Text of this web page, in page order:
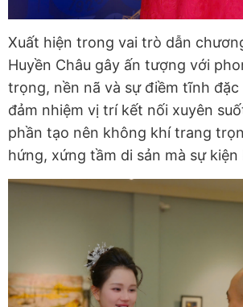
Xuất hiện trong vai trò dẫn
Huyền Châu gây ấn tượng với
trọng, nền nã và sự điềm tĩnh
đảm nhiệm vị trí kết nối xuyên
phần tạo nên không khí trang
hứng, xứng tầm di sản mà sự kiện